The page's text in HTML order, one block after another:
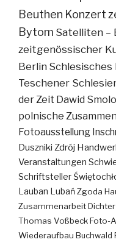
Beuthen Konzert
Bytom Satelliten –
zeitgenössischer
Berlin Schlesisches
Teschener
der Zeit Dawid
polnische
Fotoausstellung
Duszniki Zdrój
Veranstaltungen
Schriftsteller
Lauban LubańZgoda
ZusammenarbeitDichter
Thomas VoßbeckFoto-
Wiederaufbau Buchwald